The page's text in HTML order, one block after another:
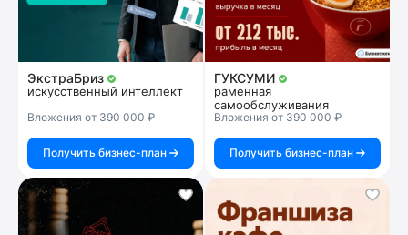
ЭкстраБриз
искусственный интеллект
Вложения от 390 000 ₽
Получить бизнес-план
ГУКСУМИ
раменная
самообслуживания
Вложения от 390 000 ₽
Получить бизнес-план